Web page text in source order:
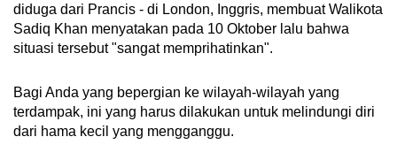
diduga dari Prancis - di London, Inggris, membuat Walikota
Sadiq Khan menyatakan pada 10 Oktober lalu bahwa
situasi tersebut "sangat memprihatinkan".
Bagi Anda yang bepergian ke wilayah-wilayah yang
terdampak, ini yang harus dilakukan untuk melindungi diri
dari hama kecil yang mengganggu.
app.
but
still
having